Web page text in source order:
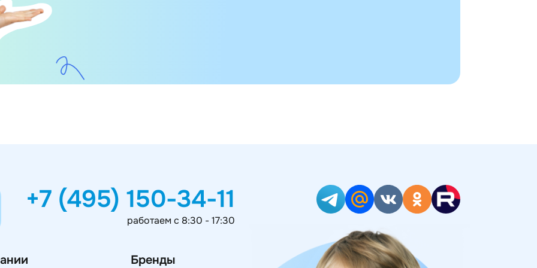
+7 (495) 150-34-11
работаем с 8:30 - 17:30
Бренды